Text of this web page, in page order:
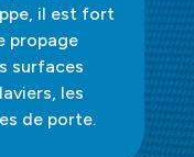
il est fort
propage
surfaces
les
de porte.